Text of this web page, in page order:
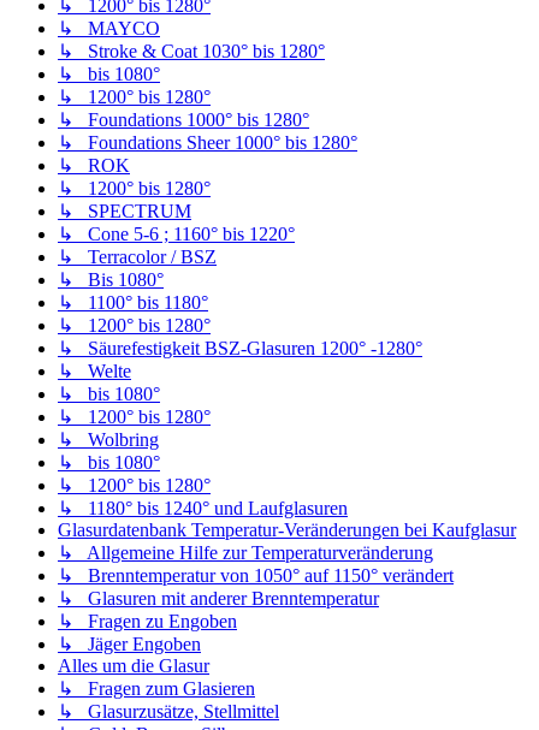
↳ 1200° bis 1280°
↳ MAYCO
↳ Stroke & Coat 1030° bis 1280°
↳ bis 1080°
↳ 1200° bis 1280°
↳ Foundations 1000° bis 1280°
↳ Foundations Sheer 1000° bis 1280°
↳ ROK
↳ 1200° bis 1280°
↳ SPECTRUM
↳ Cone 5-6 ; 1160° bis 1220°
↳ Terracolor / BSZ
↳ Bis 1080°
↳ 1100° bis 1180°
↳ 1200° bis 1280°
↳ Säurefestigkeit BSZ-Glasuren 1200° -1280°
↳ Welte
↳ bis 1080°
↳ 1200° bis 1280°
↳ Wolbring
↳ bis 1080°
↳ 1200° bis 1280°
↳ 1180° bis 1240° und Laufglasuren
Glasurdatenbank Temperatur-Veränderungen bei Kaufglasur
↳ Allgemeine Hilfe zur Temperaturveränderung
↳ Brenntemperatur von 1050° auf 1150° verändert
↳ Glasuren mit anderer Brenntemperatur
↳ Fragen zu Engoben
↳ Jäger Engoben
Alles um die Glasur
↳ Fragen zum Glasieren
↳ Glasurzusätze, Stellmittel